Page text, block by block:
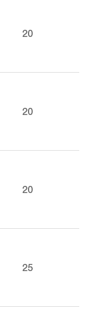
20
20
20
25